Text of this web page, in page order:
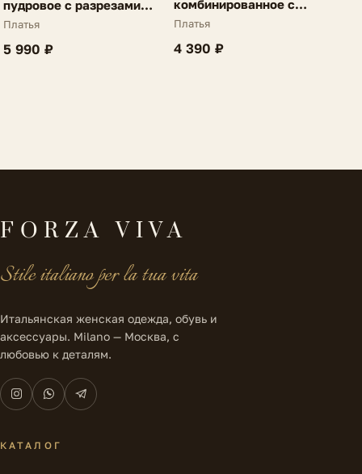
пудровое с разрезами
Luciella
Платья
5 990 ₽
комбинированное с
разрезами зеленый-
черный Catena
Платья
4 390 ₽
FORZA VIVA
Stile italiano per la tua vita
Итальянская женская одежда, обувь и
аксессуары. Milano — Москва, с
любовью к деталям.
КАТАЛОГ